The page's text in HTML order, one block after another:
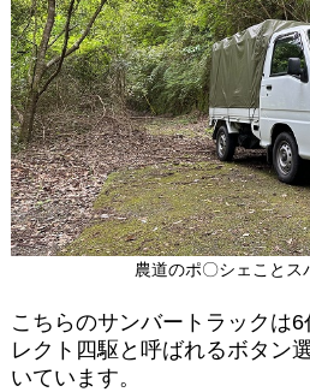
農道のポ〇シェことス
こちらのサンバートラックは
レクト四駆と呼ばれるボタン
いています。